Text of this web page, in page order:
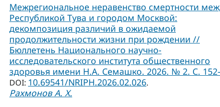
Межрегиональное неравенство смертности
Республикой Тува и городом Москвой:
декомпозиция различий в ожидаемой
продолжительности жизни при рождении //
Бюллетень Национального научно-
исследовательского института общественного
здоровья имени Н.А. Семашко. 2026. № 2. С.
DOI: 10.69541/NRIPH.2026.02.026.
Рахмонов А. Х.